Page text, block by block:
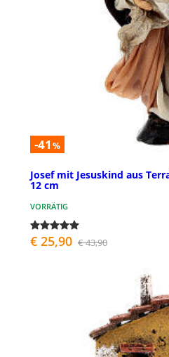
-41 %
Josef mit Jesuskind aus
12 cm
VORRÄTIG
€ 25,90 € 43,90